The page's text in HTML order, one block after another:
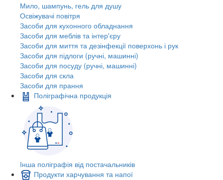
Мило, шампунь, гель для душу
Освіжувачі повітря
Засоби для кухонного обладнання
Засоби для меблів та інтер'єру
Засоби для миття та дезінфекції поверхонь і рук
Засоби для підлоги (ручні, машинні)
Засоби для посуду (ручні, машинні)
Засоби для скла
Засоби для прання
Поліграфічна продукція
Інша поліграфія від постачальників
Продукти харчування та напої